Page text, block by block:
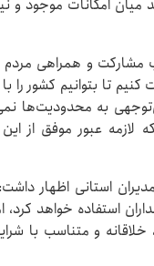
امکانات موجود و
مشارکت و همراهی
تا بتوانیم کشور را با
به محدودیت‌ها
عبور موفق از
استانی اظهار
استفاده خواهد کرد،
و متناسب با